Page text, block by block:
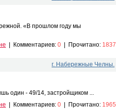
«В прошлом году мы
Комментариев: 0 Прочитано: 1837
г. Набережные Челны.
один - 49/14, застройщиком ...
Комментариев: 0 Прочитано: 1965